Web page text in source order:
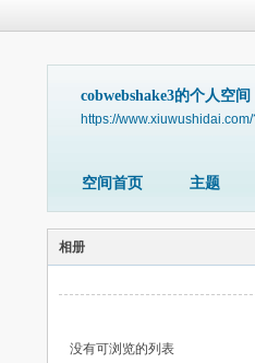
cobwebshake3的个人空间
https://
空间首页 主题
相册
没有可浏览的列表